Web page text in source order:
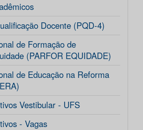
Docente (PQD-4)
de Formação de
(PARFOR EQUIDADE)
de Educação na Reforma
Vestibular - UFS
- Vagas